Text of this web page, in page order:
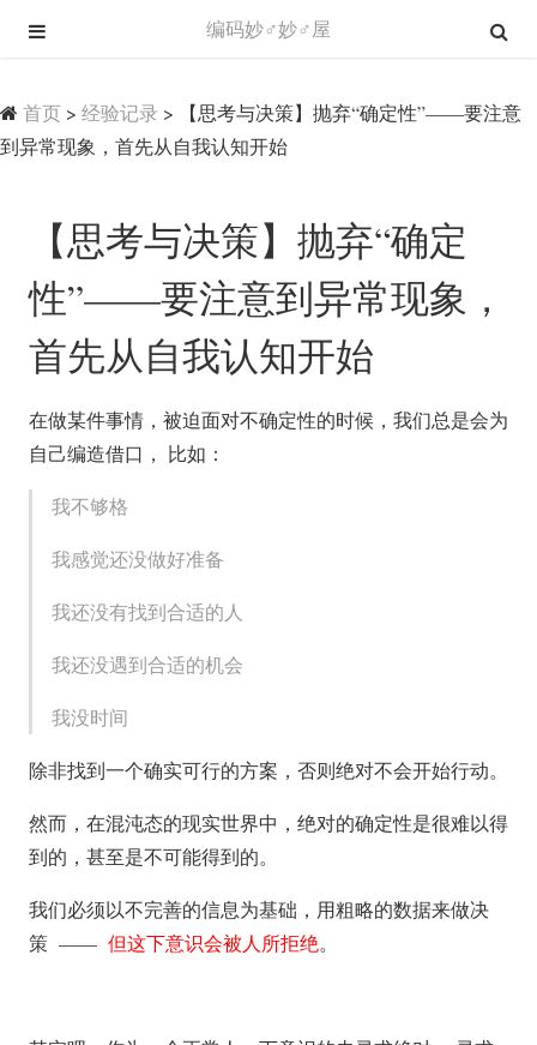
编码妙♂妙♂屋
首页 > 经验记录 >
【思考与决策】抛弃“确定性”——要注意
到异常现象，首先从自我认知开始
【思考与决策】抛弃“确定
性”——要注意到异常现象，
首先从自我认知开始
在做某件事情，被迫面对不确定性的时候，我们总是会为
自己编造借口， 比如：
我不够格
我感觉还没做好准备
我还没有找到合适的人
我还没遇到合适的机会
我没时间
除非找到一个确实可行的方案，否则绝对不会开始行动。
然而，在混沌态的现实世界中，绝对的确定性是很难以得
到的，甚至是不可能得到的。
我们必须以不完善的信息为基础，用粗略的数据来做决
策 —— 但这下意识会被人所拒绝。